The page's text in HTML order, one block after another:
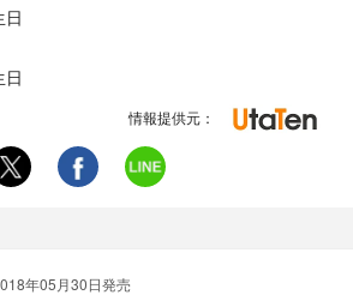
情報提供元：
年05月30日発売